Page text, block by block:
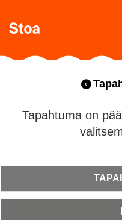
Tapahtuma on